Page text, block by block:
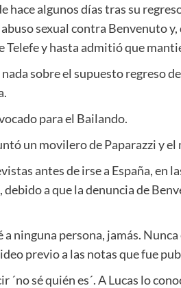
hace algunos días tras su
sexual contra Benvenuto
Telefe y hasta admitió que
sobre el supuesto regreso
para el Bailando.
un movilero de Paparazzi y
antes de irse a España, en
a que la denuncia de
a ninguna persona, jamás.
previo a las notas que fue
´no sé quién es´. A Lucas lo